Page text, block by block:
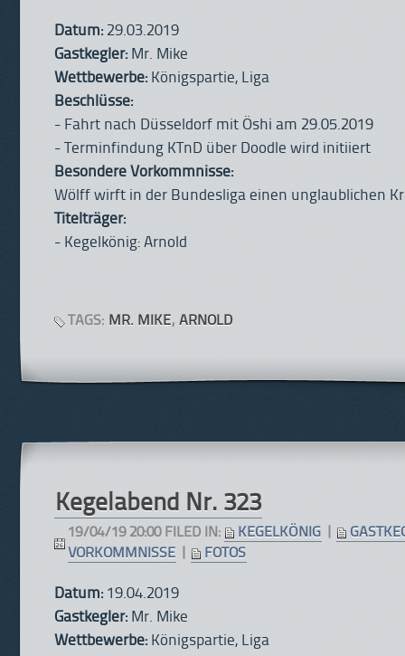
Datum:29.03.2019
Gastkegler:Mr. Mike
Wettbewerbe: Königspartie, Liga
Beschlüsse:
- Fahrt nach Düsseldorf mit Öshi am 29.05.2019
- Terminfindung KTnD über Doodle wird initiiert
Besondere Vorkommnisse:
Wölff wirft in der Bundesliga einen unglaublichen
Titelträger:
- Kegelkönig: Arnold
TAGS: MR. MIKE, ARNOLD
Kegelabend Nr. 323
19/04/19 20:00 FILED IN: KEGELKÖNIG
VORKOMMNISSE
FOTOS
Datum:19.04.2019
Gastkegler:Mr. Mike
Wettbewerbe: Königspartie, Liga